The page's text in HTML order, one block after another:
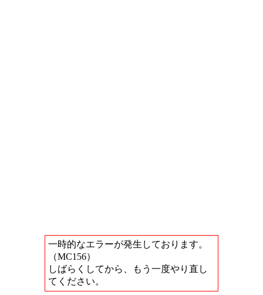
一時的なエラーが発生しております。
（MC156）
しばらくしてから、もう一度やり直し
てください。